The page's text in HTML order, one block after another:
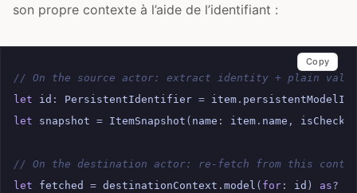
son propre contexte à l’aide de l’identifiant :
// On the source actor: extract identity + plain
let
id : PersistentIdentifier = item . persistentModelID
let
snapshot = ItemSnapshot ( name : item . name , isChecked
// On the destination actor: re-fetch from this
let
fetched = destinationContext . model ( for : id ) as?
Copy